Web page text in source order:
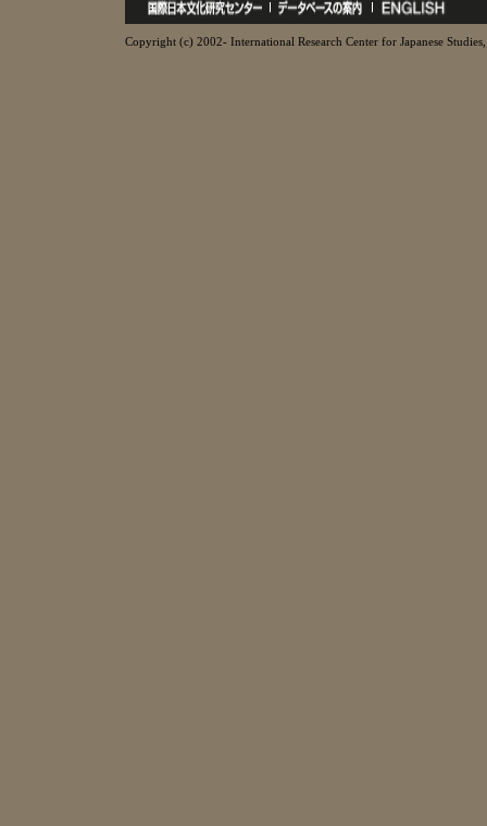
Copyright (c) 2002- International Research Center for Japanese